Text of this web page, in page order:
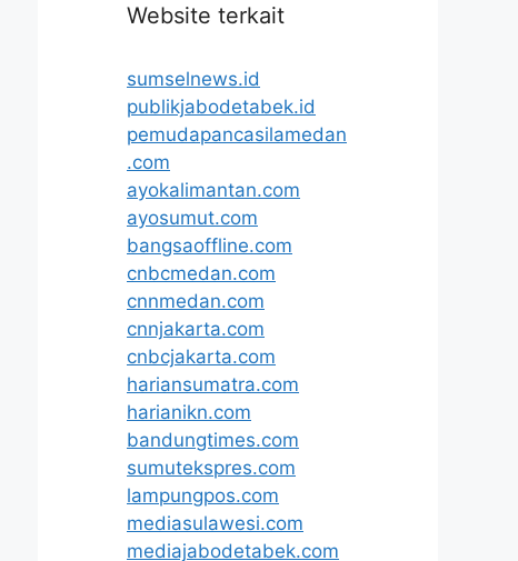
Website terkait
sumselnews.id
publikjabodetabek.id
pemudapancasilamedan
.com
ayokalimantan.com
ayosumut.com
bangsaoffline.com
cnbcmedan.com
cnnmedan.com
cnnjakarta.com
cnbcjakarta.com
hariansumatra.com
harianikn.com
bandungtimes.com
sumutekspres.com
lampungpos.com
mediasulawesi.com
mediajabodetabek.com